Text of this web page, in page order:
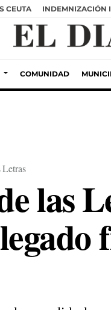
CEUTA INDEMNIZACIÓN
COMUNIDAD
Letras
las